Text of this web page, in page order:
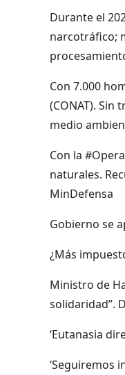
Durante el
narcotráfico;
Con 7.000
(CONAT).
medio
Con la
naturales.
MinDefensa
Gobierno se
¿Más
Ministro de
solidaridad”.
‘Eutanasia
‘Seguiremos